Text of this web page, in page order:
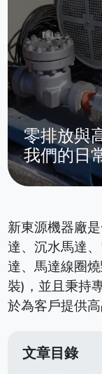
零排放與
我們的日
新東源機器廠
達、沉水馬達
達、馬達線圈
裝)，並且秉持
於為客戶提供高
文章目錄